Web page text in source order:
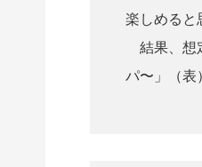
楽しめると
結果、想
パ〜」（表